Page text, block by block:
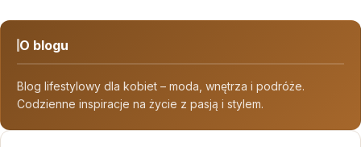
O blogu
Blog lifestylowy dla kobiet – moda, wnętrza i podróże.
Codzienne inspiracje na życie z pasją i stylem.